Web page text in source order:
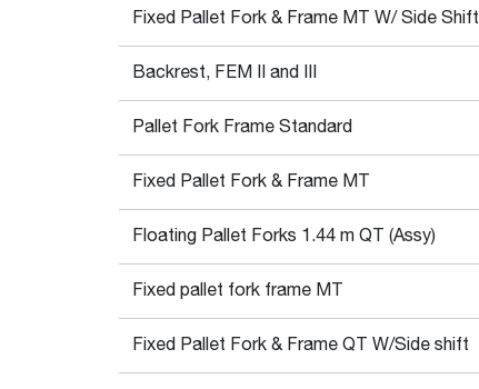
Fixed Pallet Fork & Frame MT W/ Side Shift
Backrest, FEM II and III
Pallet Fork Frame Standard
Fixed Pallet Fork & Frame MT
Floating Pallet Forks 1.44 m QT (Assy)
Fixed pallet fork frame MT
Fixed Pallet Fork & Frame QT W/Side shift